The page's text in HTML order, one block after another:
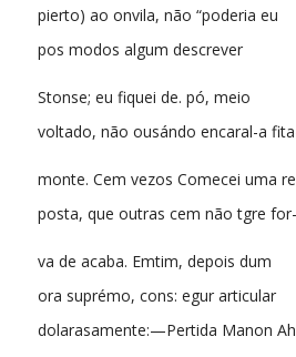
pierto) ao onvila, não “poderia eu
pos modos algum descrever
Stonse; eu fiquei de. pó, meio
voltado, não ousándo encaral-a
monte. Cem vezos Comecei uma
posta, que outras cem não tgre for-
va de acaba. Emtim, depois dum
ora suprémo, cons: egur articular
dolarasamente:—Pertida Manon